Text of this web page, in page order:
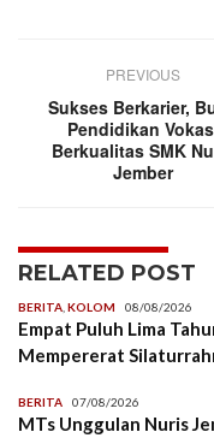
PREVIOUS
Sukses Berkarier,
Pendidikan
Berkualitas SMK
Jember
RELATED POST
BERITA KOLOM 08/08/2026
Empat Puluh Lima
Mempererat
BERITA 07/08/2026
MTs Unggulan Nuris